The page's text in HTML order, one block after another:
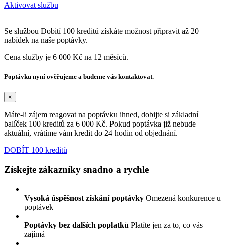
Aktivovat službu
Se službou Dobití 100 kreditů získáte možnost připravit až 20
nabídek na naše poptávky.
Cena služby je 6 000 Kč na 12 měsíců.
Poptávku nyní ověřujeme a budeme vás kontaktovat.
×
Máte-li zájem reagovat na poptávku ihned, dobijte si základní
balíček 100 kreditů za 6 000 Kč. Pokud poptávka již nebude
aktuální, vrátíme vám kredit do 24 hodin od objednání.
DOBÍT 100 kreditů
Získejte zákazníky snadno a rychle
Vysoká úspěšnost získání poptávky Omezená konkurence u
poptávek
Poptávky bez dalších poplatků Platíte jen za to, co vás
zajímá